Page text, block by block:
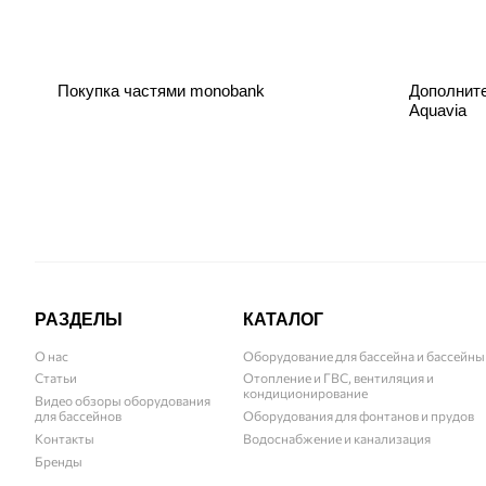
Покупка частями monobank
Aquavia
РАЗДЕЛЫ
О нас
Статьи
Видео обзоры оборудования
для бассейнов
Контакты
Бренды
КАТАЛОГ
Оборудование для бассейна и бассейны
Отопление и ГВС, вентиляция и
кондиционирование
Оборудования для фонтанов и прудов
Водоснабжение и канализация